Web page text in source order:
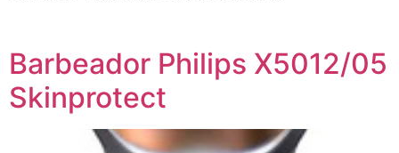
Barbeador Philips X5012/05
Skinprotect